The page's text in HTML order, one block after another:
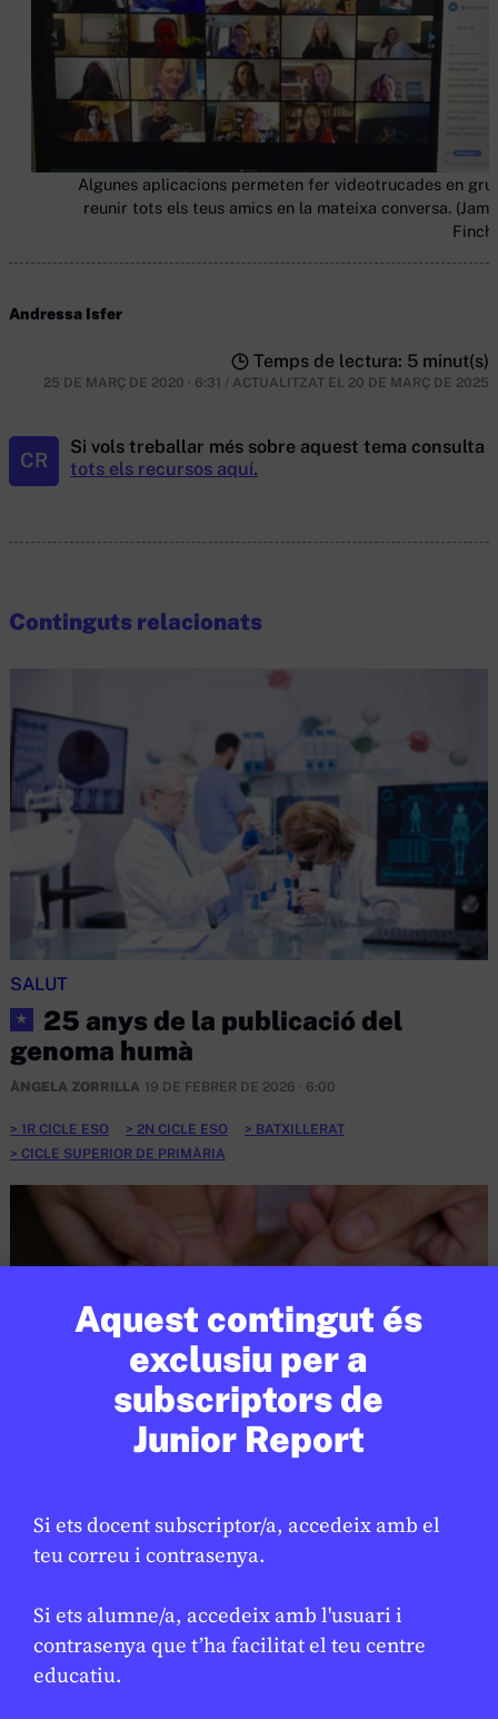
Algunes aplicacions permeten fer videotrucades en
reunir tots els teus amics en la mateixa conversa.
Finch
Andressa Isfer
Temps de lectura: 5 minut(s)
25 DE MARÇ DE 2020 · 6:31 / ACTUALITZAT EL 20 DE MARÇ DE 2025
Aquest contingut és
exclusiu per a
subscriptors de
Junior Report
Si ets docent subscriptor/a, accedeix amb el
teu correu i contrasenya.
Si ets alumne/a, accedeix amb l'usuari i
contrasenya que t’ha facilitat el teu centre
educatiu.
CR
Si vols treballar més sobre aquest tema consulta
tots els recursos aquí.
Continguts relacionats
SALUT
★
25 anys de la publicació del
genoma humà
ÀNGELA ZORRILLA 19 DE FEBRER DE 2026 · 6:00
1R CICLE ESO 2N CICLE ESO
BATXILLERAT
CICLE SUPERIOR DE PRIMÀRIA
El xarampió torna a Espanya: per
què reapareix i com ens afecta?
1R CICLE ESO 2N CICLE ESO
BATXILLERAT
CICLE SUPERIOR DE PRIMÀRIA